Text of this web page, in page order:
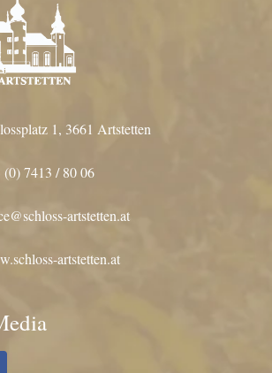
1, 3661 Artstetten
(0) 7413 / 80 06
artstetten.at
artstetten.at